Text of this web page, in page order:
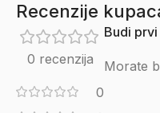
Recenzije
0 recenzija
0
Budi
Morate